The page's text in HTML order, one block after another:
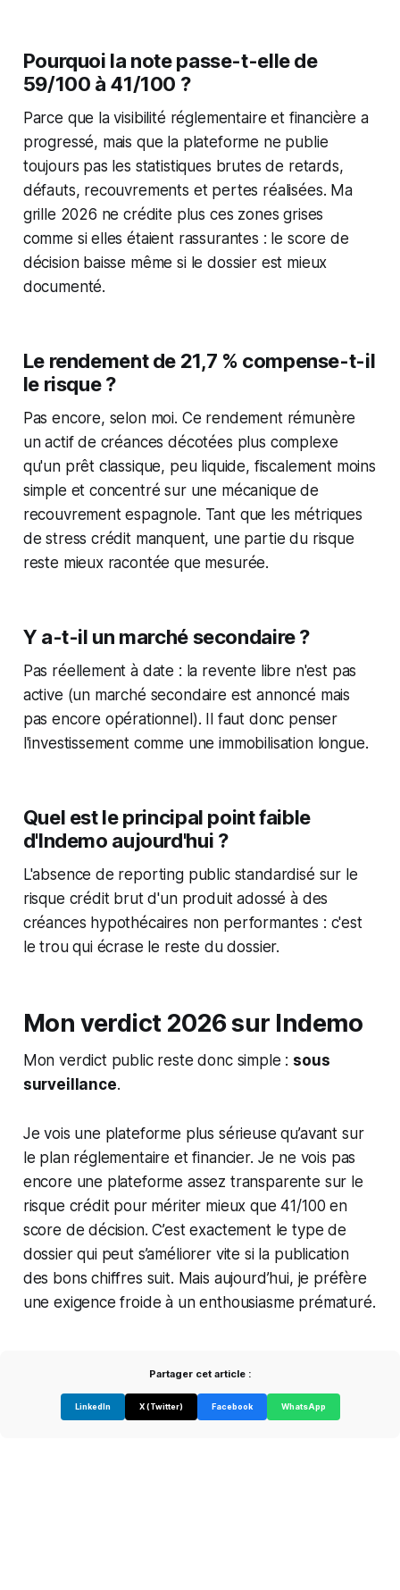
Pourquoi la note passe-t-elle de
59/100 à 41/100 ?
Parce que la visibilité réglementaire et financière a
progressé, mais que la plateforme ne publie
toujours pas les statistiques brutes de retards,
défauts, recouvrements et pertes réalisées. Ma
grille 2026 ne crédite plus ces zones grises
comme si elles étaient rassurantes : le score de
décision baisse même si le dossier est mieux
documenté.
Le rendement de 21,7 % compense-t-il
le risque ?
Pas encore, selon moi. Ce rendement rémunère
un actif de créances décotées plus complexe
qu'un prêt classique, peu liquide, fiscalement moins
simple et concentré sur une mécanique de
recouvrement espagnole. Tant que les métriques
de stress crédit manquent, une partie du risque
reste mieux racontée que mesurée.
Y a-t-il un marché secondaire ?
Pas réellement à date : la revente libre n'est pas
active (un marché secondaire est annoncé mais
pas encore opérationnel). Il faut donc penser
l'investissement comme une immobilisation longue.
Quel est le principal point faible
d'Indemo aujourd'hui ?
L'absence de reporting public standardisé sur le
risque crédit brut d'un produit adossé à des
créances hypothécaires non performantes : c'est
le trou qui écrase le reste du dossier.
Mon verdict 2026 sur Indemo
Mon verdict public reste donc simple : sous
surveillance.
Je vois une plateforme plus sérieuse qu’avant sur
le plan réglementaire et financier. Je ne vois pas
encore une plateforme assez transparente sur le
risque crédit pour mériter mieux que 41/100 en
score de décision. C’est exactement le type de
dossier qui peut s’améliorer vite si la publication
des bons chiffres suit. Mais aujourd’hui, je préfère
une exigence froide à un enthousiasme prématuré.
Partager cet article :
LinkedIn X (Twitter) Facebook WhatsApp